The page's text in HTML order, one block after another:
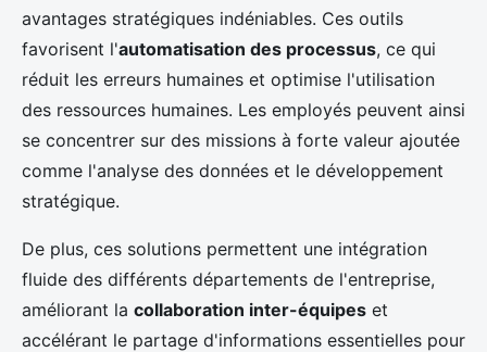
avantages stratégiques indéniables. Ces outils
favorisent l'automatisation des processus, ce qui
réduit les erreurs humaines et optimise l'utilisation
des ressources humaines. Les employés peuvent ainsi
se concentrer sur des missions à forte valeur ajoutée
comme l'analyse des données et le développement
stratégique.
De plus, ces solutions permettent une intégration
fluide des différents départements de l'entreprise,
améliorant la collaboration inter-équipes et
accélérant le partage d'informations essentielles pour